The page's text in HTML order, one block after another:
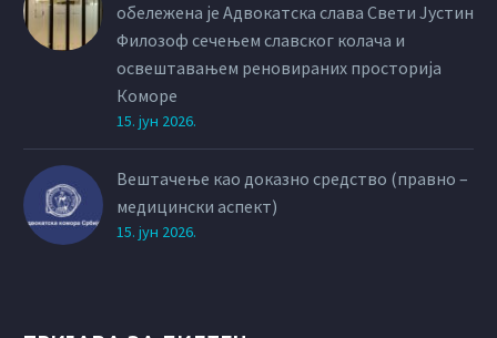
обележена је Адвокатска слава Свети Јустин
Филозоф сечењем славског колача и
освештавањем реновираних просторија
Коморе
15. јун 2026.
Вештачење као доказно средство (правно –
медицински аспект)
15. јун 2026.